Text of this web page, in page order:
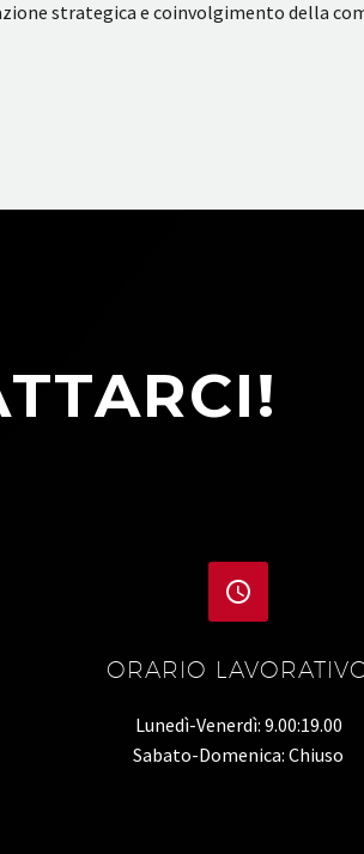
strategica e coinvolgimento della


ORARIO
Lunedì-Venerdì: 9.00:19.00
Sabato-Domenica: Chiuso